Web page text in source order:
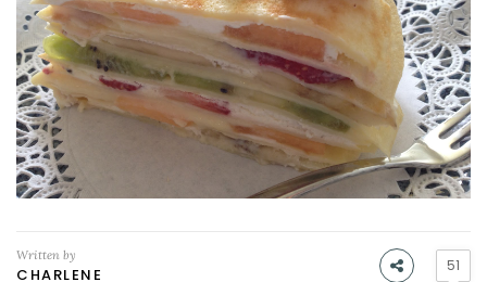
Written by
CHARLENE 51